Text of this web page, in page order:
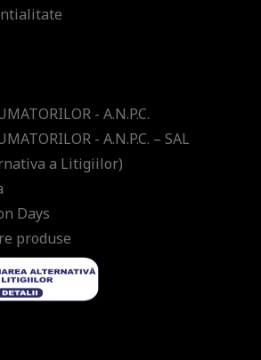
- A.N.P.C.
- A.N.P.C. – SAL
a Litigiilor)
Days
produse